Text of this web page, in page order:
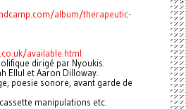
album/therapeutic-
available.html
dirigé par Nyoukis.
Ellul et Aaron Dilloway.
poesie sonore, avant garde de
manipulations etc.